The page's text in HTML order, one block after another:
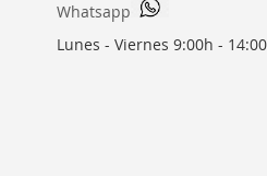
Whatsapp
Lunes - Viernes 9:00h -